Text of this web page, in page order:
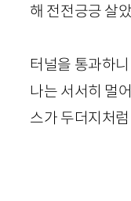
해 전전긍긍 살
터널을 통과하
나는 서서히 멀
스가 두더지처